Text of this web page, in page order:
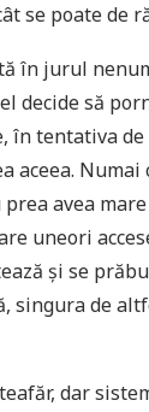
se poate de
în jurul
decide să
în tentativa
aceea.
prea avea
uneori
și se
singura de
dar